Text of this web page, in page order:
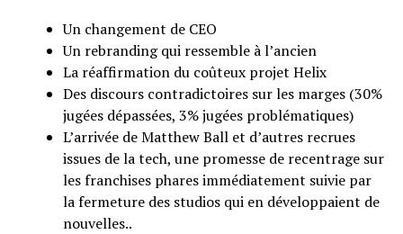
Un changement de CEO
Un rebranding qui ressemble à l’ancien
La réaffirmation du coûteux projet Helix
Des discours contradictoires sur les marges (30%
jugées dépassées, 3% jugées problématiques)
L’arrivée de Matthew Ball et d’autres recrues
issues de la tech, une promesse de recentrage sur
les franchises phares immédiatement suivie par
la fermeture des studios qui en développaient de
nouvelles..